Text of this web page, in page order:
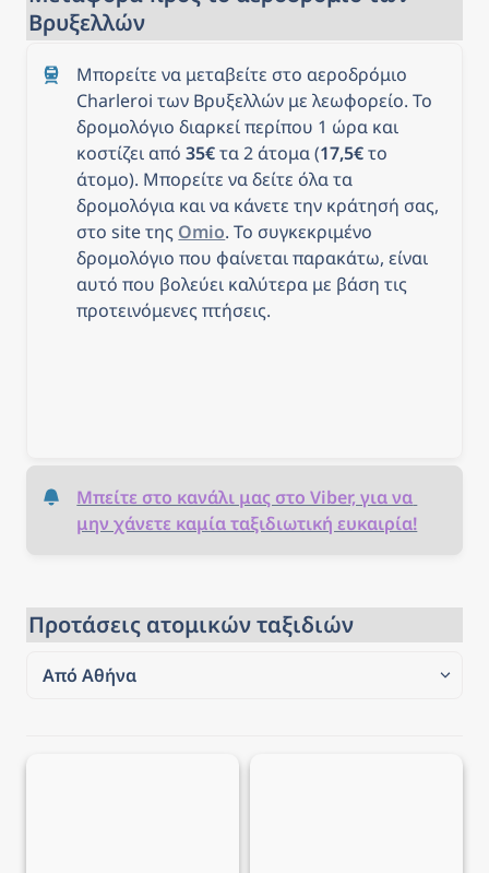
Βρυξελλών
Μπορείτε να μεταβείτε στο αεροδρόμιο
Charleroi των Βρυξελλών με λεωφορείο. Το
δρομολόγιο διαρκεί περίπου 1 ώρα και
κοστίζει από 35€ τα 2 άτομα (17,5€ το
άτομο). Μπορείτε να δείτε όλα τα
δρομολόγια και να κάνετε την κράτησή σας,
στο site της Omio. Το συγκεκριμένο
δρομολόγιο που φαίνεται παρακάτω, είναι
αυτό που βολεύει καλύτερα με βάση τις
προτεινόμενες πτήσεις.
Μπείτε στο κανάλι μας στο Viber, για να
μην χάνετε καμία ταξιδιωτική ευκαιρία!
Προτάσεις ατομικών ταξιδιών
Από Αθήνα